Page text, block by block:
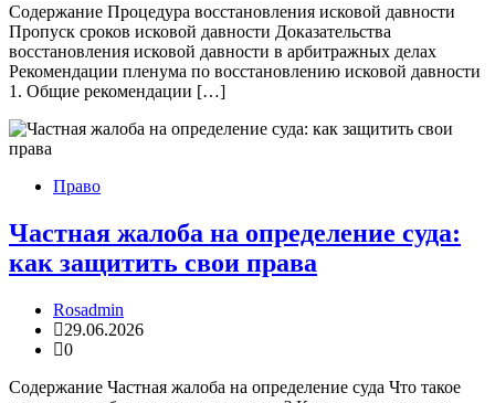
Содержание Процедура восстановления исковой давности
Пропуск сроков исковой давности Доказательства
восстановления исковой давности в арбитражных делах
Рекомендации пленума по восстановлению исковой давности
1. Общие рекомендации […]
Право
Частная жалоба на определение суда:
как защитить свои права
Rosadmin
29.06.2026
0
Содержание Частная жалоба на определение суда Что такое